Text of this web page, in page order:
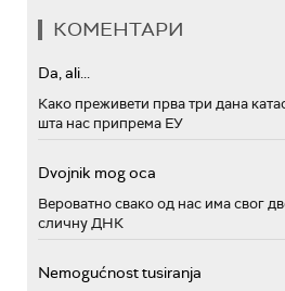
КОМЕНТАРИ
Da, ali...
Како преживети прва три дана
шта нас припрема ЕУ
Dvojnik mog oca
Вероватно свако од нас има свог
сличну ДНК
Nemogućnost tusiranja